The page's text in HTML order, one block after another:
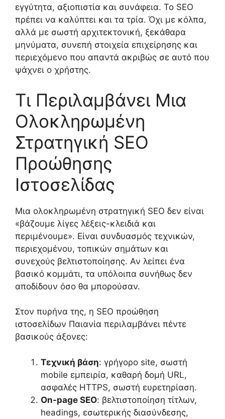
εγγύτητα, αξιοπιστία και συνάφεια. Το SEO
πρέπει να καλύπτει και τα τρία. Όχι με κόλπα,
αλλά με σωστή αρχιτεκτονική, ξεκάθαρα
μηνύματα, συνεπή στοιχεία επιχείρησης και
περιεχόμενο που απαντά ακριβώς σε αυτό που
ψάχνει ο χρήστης.
Τι Περιλαμβάνει Μια
Ολοκληρωμένη
Στρατηγική SEO
Προώθησης
Ιστοσελίδας
Μια ολοκληρωμένη στρατηγική SEO δεν είναι
«βάζουμε λίγες λέξεις-κλειδιά και
περιμένουμε». Είναι συνδυασμός τεχνικών,
περιεχομένου, τοπικών σημάτων και
συνεχούς βελτιστοποίησης. Αν λείπει ένα
βασικό κομμάτι, τα υπόλοιπα συνήθως δεν
αποδίδουν όσο θα μπορούσαν.
Στον πυρήνα της, η SEO προώθηση
ιστοσελίδων Παιανία περιλαμβάνει πέντε
βασικούς άξονες:
Τεχνική βάση: γρήγορο site, σωστή
mobile εμπειρία, καθαρή δομή URL,
ασφαλές HTTPS, σωστή ευρετηρίαση.
On-page SEO: βελτιστοποίηση τίτλων,
headings, εσωτερικής διασύνδεσης,